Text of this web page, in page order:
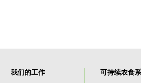
我们的工作 可持续农食